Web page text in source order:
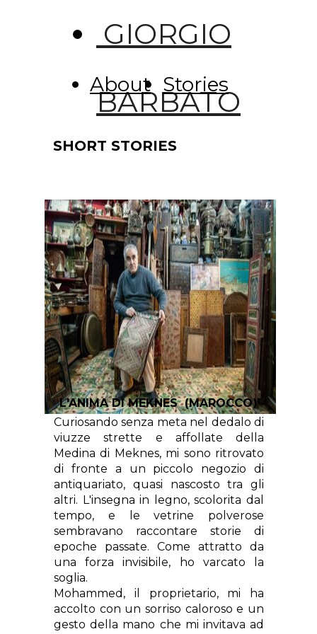
GIORGIO
BARBATO
About Stories
SHORT STORIES
L'ANIMA DI MEKNES (MAROCCO)
Curiosando senza meta nel dedalo di
viuzze strette e affollate della
Medina di Meknes, mi sono ritrovato
di fronte a un piccolo negozio di
antiquariato, quasi nascosto tra gli
altri. L'insegna in legno, scolorita dal
tempo, e le vetrine polverose
sembravano raccontare storie di
epoche passate. Come attratto da
una forza invisibile, ho varcato la
soglia.
Mohammed, il proprietario, mi ha
accolto con un sorriso caloroso e un
gesto della mano che mi invitava ad